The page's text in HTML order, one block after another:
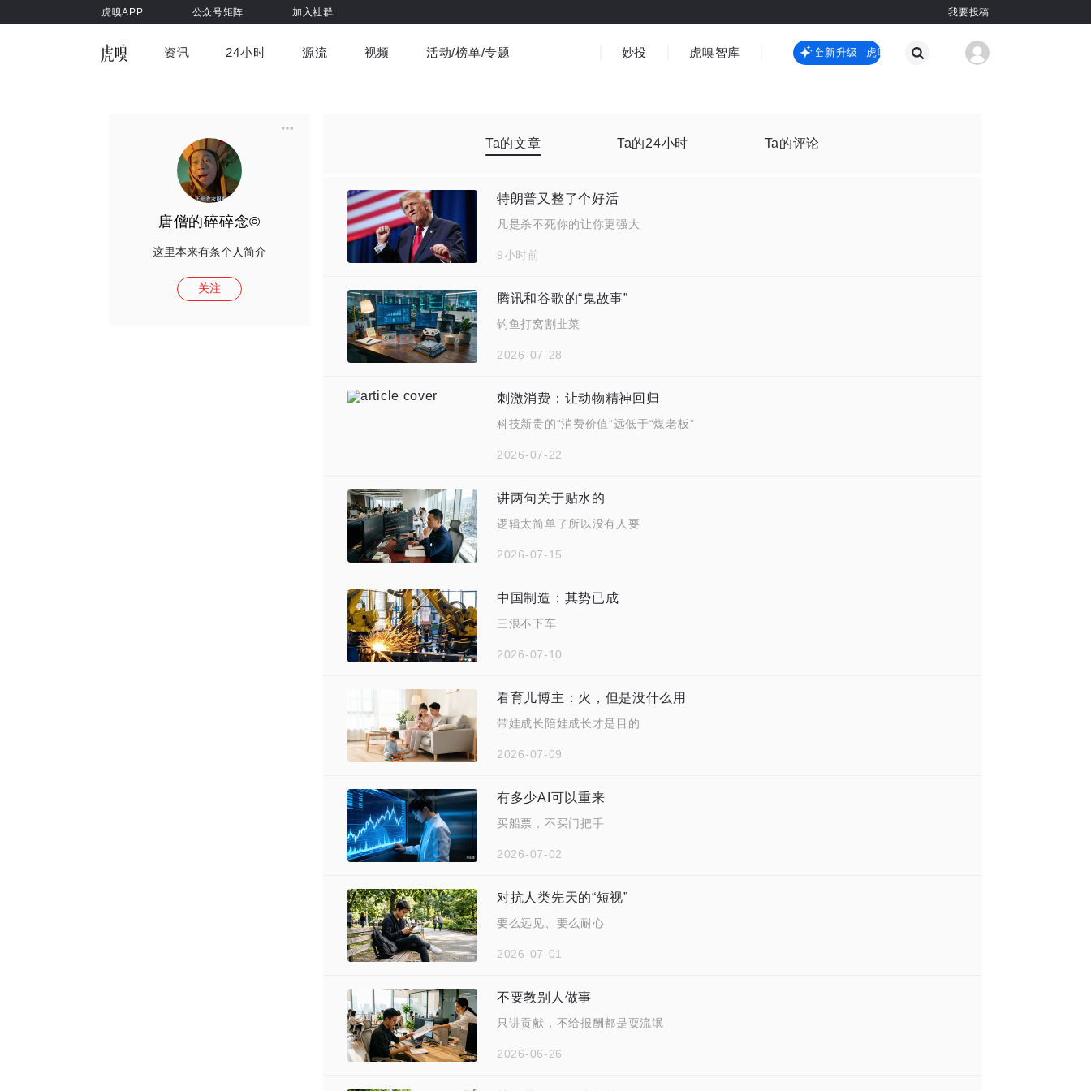
虎嗅APP 公众号矩阵 加入社群 我要投稿
资讯 24小时 源流 视频 活动/榜单/专题 妙投 虎嗅智库 虎嗅嗅全新升级 虎嗅嗅全新升级
唐僧的碎碎念©
这里本来有条个人简介
关注
Ta的文章 Ta的24小时 Ta的评论
特朗普又整了个好活
凡是杀不死你的让你更强大
9小时前
腾讯和谷歌的“鬼故事”
钓鱼打窝割韭菜
2026-07-28
刺激消费：让动物精神回归
科技新贵的“消费价值”远低于“煤老板”
2026-07-22
讲两句关于贴水的
逻辑太简单了所以没有人要
2026-07-15
中国制造：其势已成
三浪不下车
2026-07-10
看育儿博主：火，但是没什么用
带娃成长陪娃成长才是目的
2026-07-09
有多少AI可以重来
买船票，不买门把手
2026-07-02
对抗人类先天的“短视”
要么远见、要么耐心
2026-07-01
不要教别人做事
只讲贡献，不给报酬都是耍流氓
2026-06-26